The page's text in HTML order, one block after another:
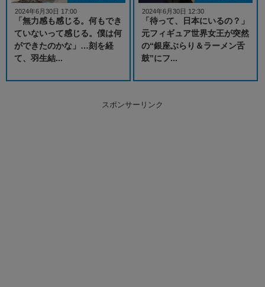
「無力感も感じる。何もでき
ていないって感じる。僕は何
ができたのかな」…刻を経
て、羽生結...
2024年6月30日 17:00
「待って、日本にいるの？」
元フィギュア世界女王が突然
の“銀座ぶらり＆ラーメン舌
鼓”にフ...
2024年6月30日 12:30
スポンサーリンク